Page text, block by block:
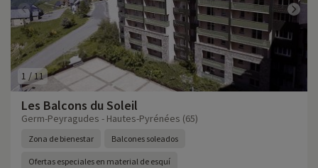
1 /11
Les Balcons du Soleil
Germ-Peyragudes - Hautes-Pyrénées (65)
Zona de bienestar Balcones soleados
Ofertas especiales en material de esquí